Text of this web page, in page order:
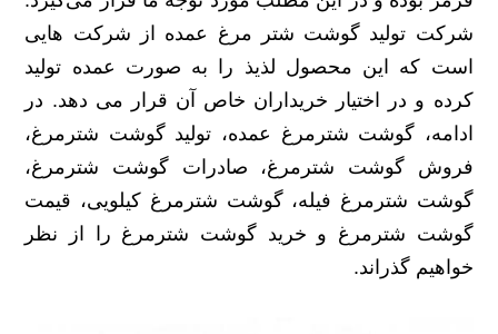
شرکت تولید گوشت شتر مرغ عمده از شرکت هایی
است که این محصول لذیذ را به صورت عمده تولید
کرده و در اختیار خریداران خاص آن قرار می دهد. در
ادامه، گوشت شترمرغ عمده، تولید گوشت شترمرغ،
فروش گوشت شترمرغ، صادرات گوشت شترمرغ،
گوشت شترمرغ فیله، گوشت شترمرغ کیلویی، قیمت
گوشت شترمرغ و خرید گوشت شترمرغ را از نظر
خواهیم گذراند.